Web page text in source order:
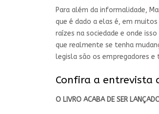
Para além da informalidade,
que é dado a elas é, em
raízes na sociedade e onde
que realmente se tenha
legisla são os empregadores e
Confira a entrevista
O LIVRO ACABA DE SER